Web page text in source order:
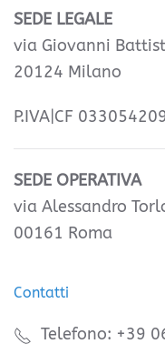
SEDE LEGALE
via Giovanni
20124 Milano
P.IVA|CF
SEDE OPERATIVA
via Alessandro
00161 Roma
Contatti
Telefono: +39